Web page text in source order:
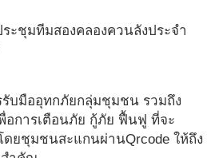
ะชุมทีมสองคลองควนลังประจำ
รับมืออุทกภัยกลุ่มชุมชน รวมถึง
อการเตือนภัย กู้ภัย ฟื้นฟู ที่จะ
ดยชุมชนสะแกนผ่านQrcode ให้ถึง